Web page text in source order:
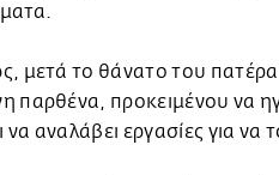
μετά το θάνατο του πατέρα
παρθένα, προκειμένου να
να αναλάβει εργασίες για να